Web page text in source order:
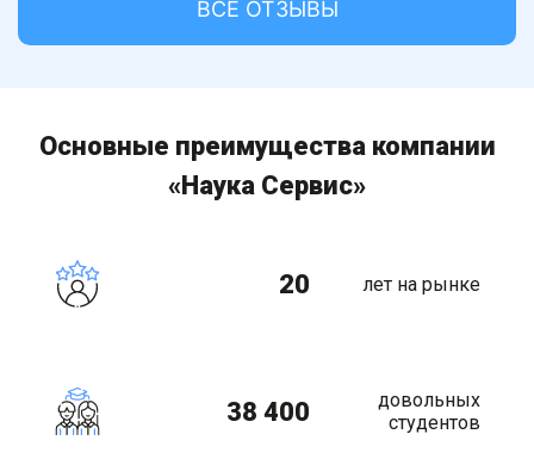
ВСЕ ОТЗЫВЫ
Основные преимущества компании
«Наука Сервис»
20 лет на рынке
38 400
довольных
студентов